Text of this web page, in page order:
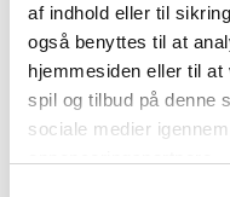
af indhold eller til
også benyttes til at
hjemmesiden eller til
spil og tilbud på denne
sociale medier